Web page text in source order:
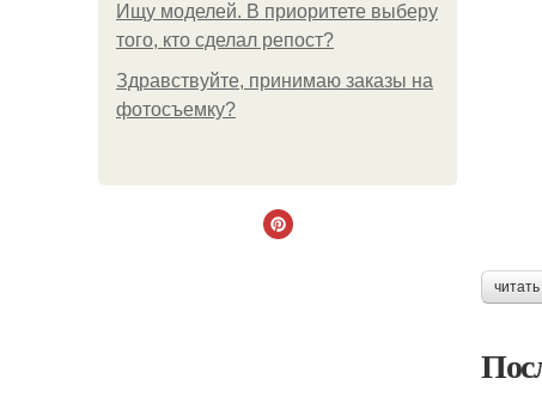
Ищу моделей. В приоритете выберу
того, кто сделал репост?
Здравствуйте, принимаю заказы на
фотосъемку?